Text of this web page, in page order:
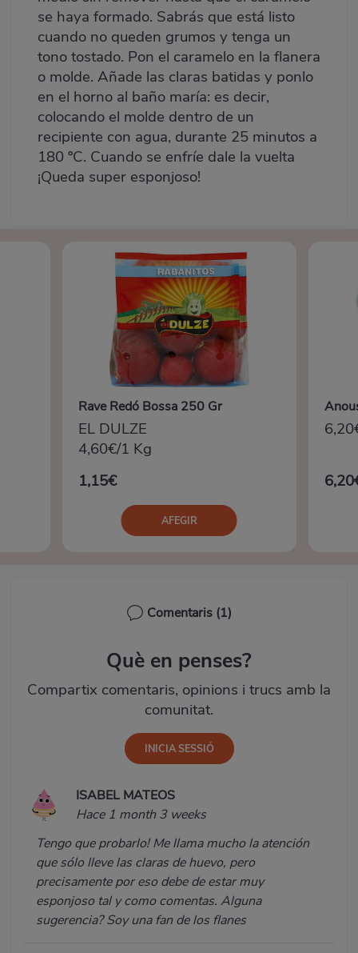
se haya formado. Sabrás que está listo
cuando no queden grumos y tenga un
tono tostado. Pon el caramelo en la flanera
o molde. Añade las claras batidas y ponlo
en el horno al baño maría: es decir,
colocando el molde dentro de un
recipiente con agua, durante 25 minutos a
180 ºC. Cuando se enfríe dale la vuelta
¡Queda super esponjoso!
Rave Redó Bossa 250 Gr
EL DULZE
4,60€/1 Kg
1,15€
AFEGIR
Comentaris (1)
Què en penses?
Compartix comentaris, opinions i trucs amb la
comunitat.
ISABEL MATEOS
Hace 1 month 3 weeks
Tengo que probarlo! Me llama mucho la atención
que sólo lleve las claras de huevo, pero
precisamente por eso debe de estar muy
esponjoso tal y como comentas. Alguna
sugerencia? Soy una fan de los flanes